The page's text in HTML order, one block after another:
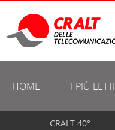
HOME I PIÙ LETTI
CRALT 40°